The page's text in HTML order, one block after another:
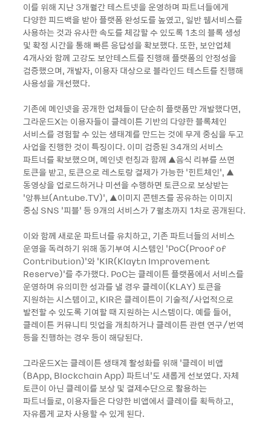
이를 위해 지난 3개월간 테스트넷을 운영하며 파트너들에게
다양한 피드백을 받아 플랫폼 완성도를 높였고, 일반 웹서비스를
사용하는 것과 유사한 속도를 체감할 수 있도록 1초의 블록 생성
및 확정 시간을 통해 빠른 응답성을 확보했다. 또한, 보안업체
4개사와 함께 고강도 보안테스트를 진행해 플랫폼의 안정성을
검증했으며, 개발자, 이용자 대상으로 블라인드 테스트를 진행해
사용성을 개선했다.
기존에 메인넷을 공개한 업체들이 단순히 플랫폼만 개발했다면,
그라운드X는 이용자들이 클레이튼 기반의 다양한 블록체인
서비스를 경험할 수 있는 생태계를 만드는 것에 무게 중심을 두고
사업을 진행한 것이 특징이다. 이미 검증된 34개의 서비스
파트너를 확보했으며, 메인넷 런칭과 함께 ▲음식 리뷰를 쓰면
토큰을 받고, 토큰으로 레스토랑 결제가 가능한 ‘힌트체인’, ▲
동영상을 업로드하거나 미션을 수행하면 토큰으로 보상받는
‘앙튜브(Antube.TV)’, ▲이미지 콘텐츠를 공유하는 이미지
중심 SNS ‘피블’ 등 9개의 서비스가 7월초까지 1차로 공개된다.
이와 함께 새로운 파트너를 유치하고, 기존 파트너들의 서비스
운영을 독려하기 위해 동기부여 시스템인 ‘PoC(Proof of
Contribution)’와 ‘KIR(Klaytn Improvement
Reserve)’를 추가했다. PoC는 클레이튼 플랫폼에서 서비스를
운영하며 유의미한 성과를 낼 경우 클레이(KLAY) 토큰을
지원하는 시스템이고, KIR은 클레이튼이 기술적/사업적으로
발전할 수 있도록 기여할 때 지원하는 시스템이다. 예를 들어,
클레이튼 커뮤니티 밋업을 개최하거나 클레이튼 관련 연구/번역
등을 진행하는 경우 등이 해당된다.
그라운드X는 클레이튼 생태계 활성화를 위해 ‘클레이 비앱
(BApp, Blockchain App) 파트너’도 새롭게 선보였다. 자체
토큰이 아닌 클레이를 보상 및 결제수단으로 활용하는
파트너들로, 이용자들은 다양한 비앱에서 클레이를 획득하고,
자유롭게 교차 사용할 수 있게 된다.